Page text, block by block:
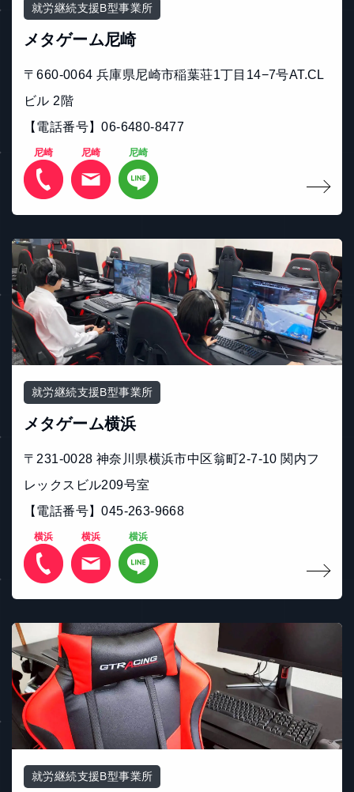
就労継続支援B型事業所
メタゲーム尼崎
〒660-0064 兵庫県尼崎市稲葉荘1丁目14−7号AT.CL
ビル 2階
【電話番号】06-6480-8477
尼崎 尼崎 尼崎
就労継続支援B型事業所
メタゲーム横浜
〒231-0028 神奈川県横浜市中区翁町2-7-10 関内フ
レックスビル209号室
【電話番号】045-263-9668
横浜 横浜 横浜
就労継続支援B型事業所